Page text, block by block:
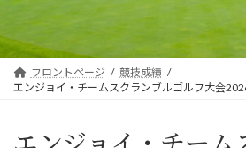
フロントページ
競技成績
エンジョイ・チームスクランブルゴルフ大会